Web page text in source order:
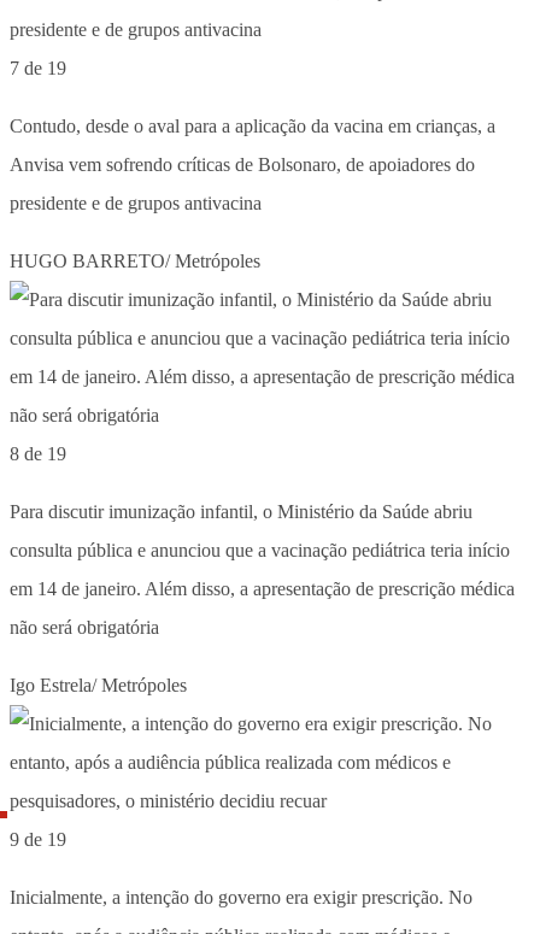
7 de 19
Contudo, desde o aval para a aplicação da vacina em crianças, a
Anvisa vem sofrendo críticas de Bolsonaro, de apoiadores do
presidente e de grupos antivacina
HUGO BARRETO/ Metrópoles
8 de 19
Para discutir imunização infantil, o Ministério da Saúde abriu
consulta pública e anunciou que a vacinação pediátrica teria início
em 14 de janeiro. Além disso, a apresentação de prescrição médica
não será obrigatória
Igo Estrela/ Metrópoles
9 de 19
Inicialmente, a intenção do governo era exigir prescrição. No